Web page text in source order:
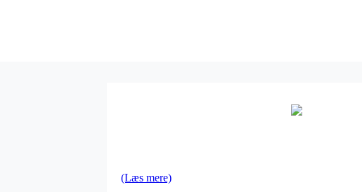
(Læs mere)